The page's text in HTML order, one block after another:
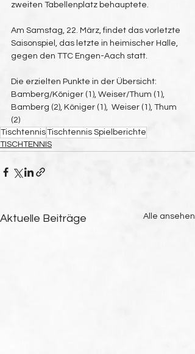
zweiten Tabellenplatz behauptete.
Am Samstag, 22. März, findet das vorletzte
Saisonspiel, das letzte in heimischer Halle,
gegen den TTC Engen-Aach statt.
Die erzielten Punkte in der Übersicht:
Bamberg/Königer (1), Weiser/Thum (1),
Bamberg (2), Königer (1),  Weiser (1), Thum
(2)
TischtennisTischtennis Spielberichte
TISCHTENNIS
Aktuelle Beiträge Alle ansehen